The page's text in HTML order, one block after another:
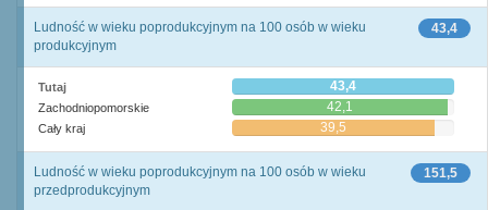
43,4
Ludność w wieku poprodukcyjnym na 100 osób w wieku
produkcyjnym
Tutaj 43,4
Zachodniopomorskie 42,1
Cały kraj 39,5
151,5
Ludność w wieku poprodukcyjnym na 100 osób w wieku
przedprodukcyjnym